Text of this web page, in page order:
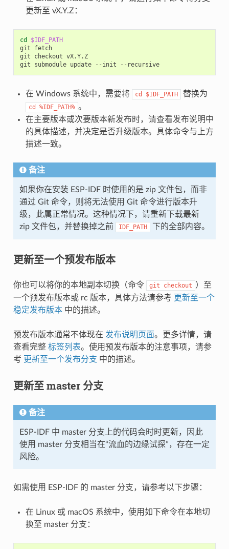
更新至 vX.Y.Z：
cd
$IDF_PATH
git
fetch
git
checkout vX.Y.Z
git
submodule update --init --recursive
在 Windows 系统中，需要将 cd $IDF_PATH 替换为
cd %IDF_PATH% 。
在主要版本或次要版本新发布时，请查看发布说明中
的具体描述，并决定是否升级版本。具体命令与上方
描述一致。
备注
如果你在安装 ESP-IDF 时使用的是 zip 文件包，而非
通过 Git 命令，则将无法使用 Git 命令进行版本升
级，此属正常情况。这种情况下，请重新下载最新
zip 文件包，并替换掉之前
IDF_PATH 下的全部内容。
更新至一个预发布版本
你也可以将你的本地副本切换（命令 git checkout
）至
一个预发布版本或 rc 版本，具体方法请参考 更新至一个
稳定发布版本中的描述。
预发布版本通常不体现在 发布说明页面。更多详情，请
查看完整 标签列表。使用预发布版本的注意事项，请参
考 更新至一个发布分支 中的描述。
更新至 master 分支
备注
ESP-IDF 中 master 分支上的代码会时时更新，因此
使用 master 分支相当在“流血的边缘试探”，存在一定
风险。
如需使用 ESP-IDF 的 master 分支，请参考以下步骤：
在 Linux 或 macOS 系统中，使用如下命令在本地切
换至 master 分支：